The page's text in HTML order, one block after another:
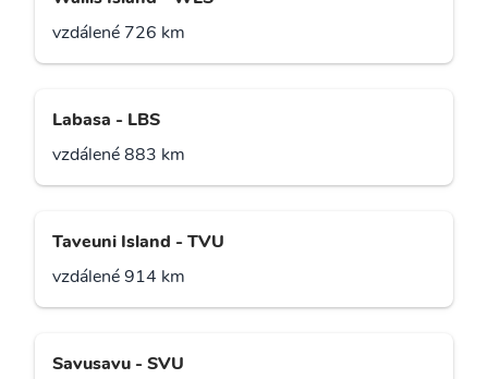
vzdálené 726 km
Labasa - LBS
vzdálené 883 km
Taveuni Island - TVU
vzdálené 914 km
Savusavu - SVU